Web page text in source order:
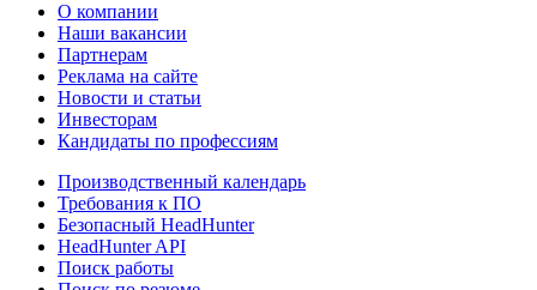
О компании
Наши вакансии
Партнерам
Реклама на сайте
Новости и статьи
Инвесторам
Кандидаты по профессиям
Производственный календарь
Требования к ПО
Безопасный HeadHunter
HeadHunter API
Поиск работы